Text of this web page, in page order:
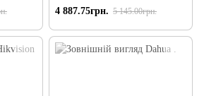
камери
4 887.75грн. 5 145.00грн.